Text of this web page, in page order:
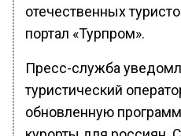
отечественных
портал «Турпром».
Пресс-служба
туристический
обновленную